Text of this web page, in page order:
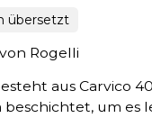
übersetzt
Rogelli
aus Carvico
um es